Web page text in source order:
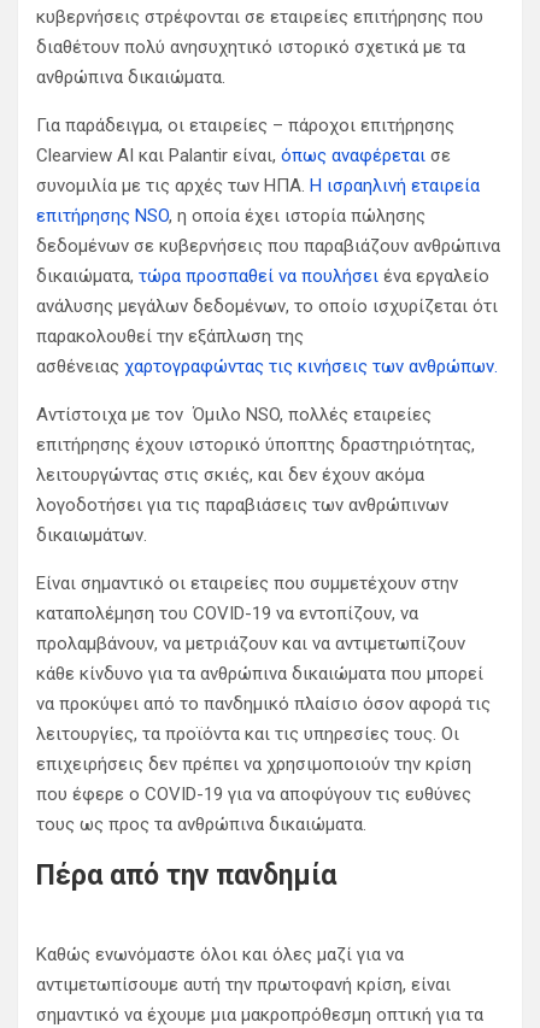
κυβερνήσεις στρέφονται σε εταιρείες επιτήρησης που
διαθέτουν πολύ ανησυχητικό ιστορικό σχετικά με τα
ανθρώπινα δικαιώματα.
Για παράδειγμα, οι εταιρείες – πάροχοι επιτήρησης
Clearview AI και Palantir είναι, όπως αναφέρεται σε
συνομιλία με τις αρχές των ΗΠΑ. Η ισραηλινή εταιρεία
επιτήρησης NSO, η οποία έχει ιστορία πώλησης
δεδομένων σε κυβερνήσεις που παραβιάζουν ανθρώπινα
δικαιώματα, τώρα προσπαθεί να πουλήσει ένα εργαλείο
ανάλυσης μεγάλων δεδομένων, το οποίο ισχυρίζεται ότι
παρακολουθεί την εξάπλωση της
ασθένειας χαρτογραφώντας τις κινήσεις των ανθρώπων.
Αντίστοιχα με τον Όμιλο NSO, πολλές εταιρείες
επιτήρησης έχουν ιστορικό ύποπτης δραστηριότητας,
λειτουργώντας στις σκιές, και δεν έχουν ακόμα
λογοδοτήσει για τις παραβιάσεις των ανθρώπινων
δικαιωμάτων.
Είναι σημαντικό οι εταιρείες που συμμετέχουν στην
καταπολέμηση του COVID-19 να εντοπίζουν, να
προλαμβάνουν, να μετριάζουν και να αντιμετωπίζουν
κάθε κίνδυνο για τα ανθρώπινα δικαιώματα που μπορεί
να προκύψει από το πανδημικό πλαίσιο όσον αφορά τις
λειτουργίες, τα προϊόντα και τις υπηρεσίες τους. Οι
επιχειρήσεις δεν πρέπει να χρησιμοποιούν την κρίση
που έφερε ο COVID-19 για να αποφύγουν τις ευθύνες
τους ως προς τα ανθρώπινα δικαιώματα.
Πέρα από την πανδημία
Καθώς ενωνόμαστε όλοι και όλες μαζί για να
αντιμετωπίσουμε αυτή την πρωτοφανή κρίση, είναι
σημαντικό να έχουμε μια μακροπρόθεσμη οπτική για τα